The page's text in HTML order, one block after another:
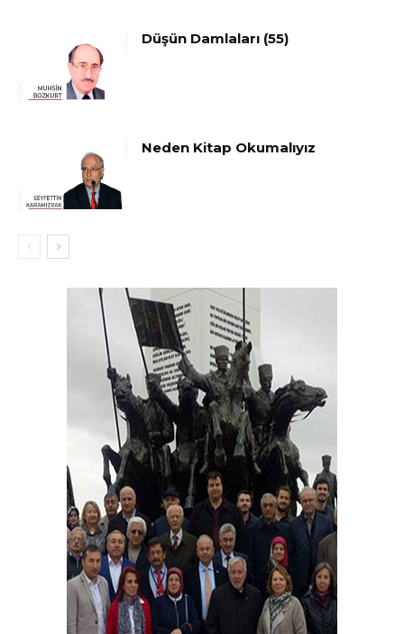
Düşün Damlaları (55)
Neden Kitap Okumalıyız